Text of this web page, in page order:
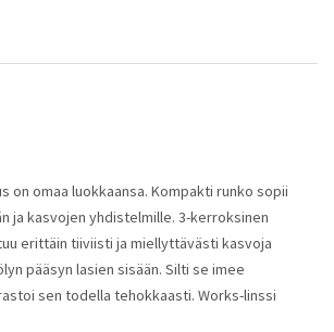
on omaa luokkaansa. Kompakti runko sopii
ja kasvojen yhdistelmille. 3-kerroksinen
erittäin tiiviisti ja miellyttävästi kasvoja
pääsyn lasien sisään. Silti se imee
sen todella tehokkaasti. Works-linssi